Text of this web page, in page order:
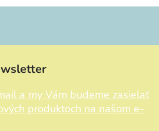
a my Vám budeme zasielať
produktoch na našom e-